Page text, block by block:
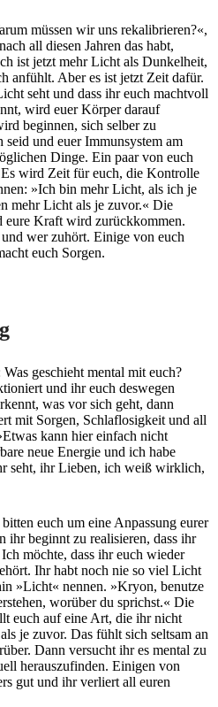
müssen wir uns rekalibrieren?«,
all diesen Jahren das habt,
ist jetzt mehr Licht als Dunkelheit,
anfühlt. Aber es ist jetzt Zeit dafür.
seht und dass ihr euch machtvoll
wird euer Körper darauf
beginnen, sich selber zu
und euer Immunsystem am
Dinge. Ein paar von euch
wird Zeit für euch, die Kontrolle
»Ich bin mehr Licht, als ich je
mehr Licht als je zuvor.« Die
Kraft wird zurückkommen.
wer zuhört. Einige von euch
euch Sorgen.
geschieht mental mit euch?
und ihr euch deswegen
was vor sich geht, dann
mit Sorgen, Schlaflosigkeit und all
kann hier einfach nicht
neue Energie und ich habe
seht, ihr Lieben, ich weiß wirklich,
euch um eine Anpassung eurer
ihr beginnt zu realisieren, dass ihr
möchte, dass ihr euch wieder
Ihr habt noch nie so viel Licht
»Licht« nennen. »Kryon, benutze
worüber du sprichst.« Die
euch auf eine Art, die ihr nicht
je zuvor. Das fühlt sich seltsam an
Dann versucht ihr es mental zu
herauszufinden. Einigen von
gut und ihr verliert all euren